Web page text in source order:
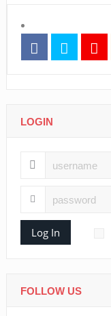
LOGIN
Log In
FOLLOW US